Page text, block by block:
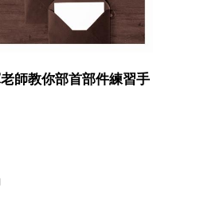
師教你部首部件練習手